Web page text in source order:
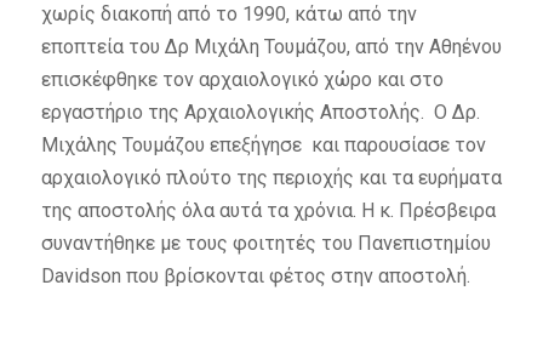
χωρίς διακοπή από το 1990, κάτω από την
εποπτεία του Δρ Μιχάλη Τουμάζου, από την Αθηένου
επισκέφθηκε τον αρχαιολογικό χώρο και στο
εργαστήριο της Αρχαιολογικής Αποστολής. Ο Δρ.
Μιχάλης Τουμάζου επεξήγησε και παρουσίασε τον
αρχαιολογικό πλούτο της περιοχής και τα ευρήματα
της αποστολής όλα αυτά τα χρόνια. Η κ. Πρέσβειρα
συναντήθηκε με τους φοιτητές του Πανεπιστημίου
Davidson που βρίσκονται φέτος στην αποστολή.